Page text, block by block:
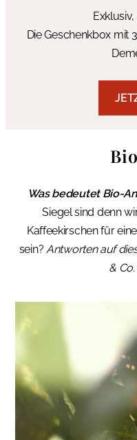
Die Geschenkbox mit
Was bedeutet Bio-
Siegel sind denn
Kaffeekirschen für
sein? Antworten auf
&